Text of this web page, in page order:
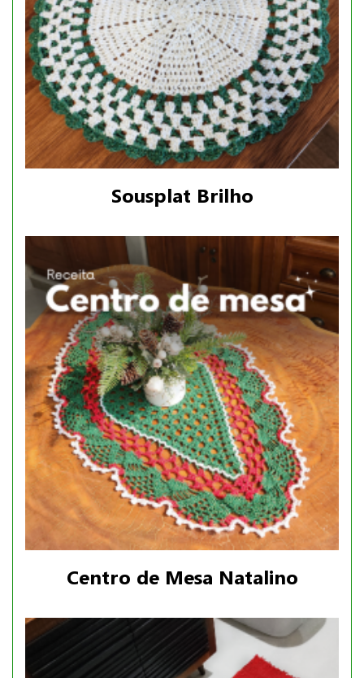
Sousplat Brilho
Centro de Mesa Natalino